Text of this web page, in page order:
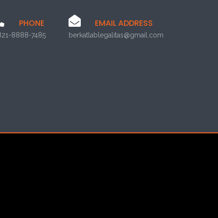
PHONE
8888-7485
EMAIL ADDRESS
berkatlablegalitas@gmail.com